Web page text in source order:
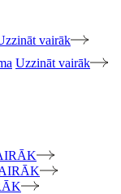
vairāk
Uzzināt vairāk